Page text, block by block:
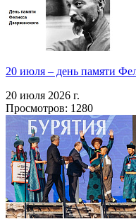
20 июля – день памяти
20 июля 2026 г.
Просмотров: 1280